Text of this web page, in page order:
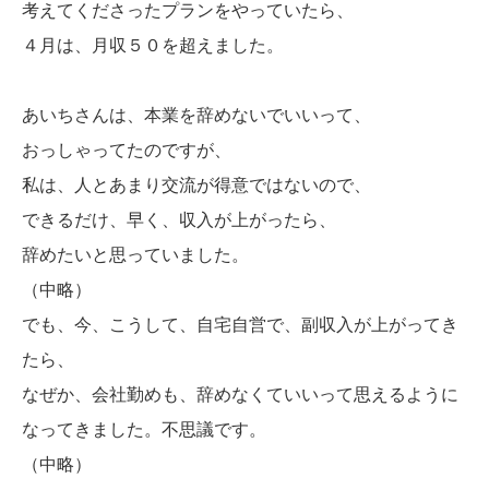
考えてくださったプランをやっていたら、
４月は、月収５０を超えました。
あいちさんは、本業を辞めないでいいって、
おっしゃってたのですが、
私は、人とあまり交流が得意ではないので、
できるだけ、早く、収入が上がったら、
辞めたいと思っていました。
（中略）
でも、今、こうして、自宅自営で、副収入が上がってき
たら、
なぜか、会社勤めも、辞めなくていいって思えるように
なってきました。不思議です。
（中略）